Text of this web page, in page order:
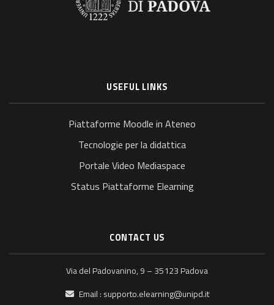
USEFUL LINKS
Piattaforme Moodle in Ateneo
Tecnologie per la didattica
Portale Video Mediaspace
Status Piattaforme Elearning
CONTACT US
Via del Padovanino, 9 – 35123 Padova
Email : supporto.elearning@unipd.it